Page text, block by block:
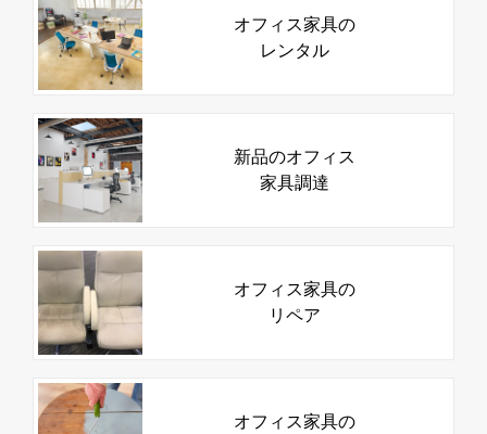
オフィス家具の
レンタル
新品のオフィス
家具調達
オフィス家具の
リペア
オフィス家具の